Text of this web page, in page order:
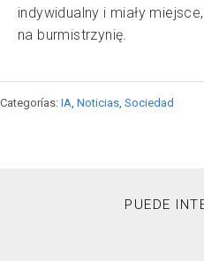
indywidualny i miały
na burmistrzynię.
Categorías: IA Noticias Sociedad
PUEDE